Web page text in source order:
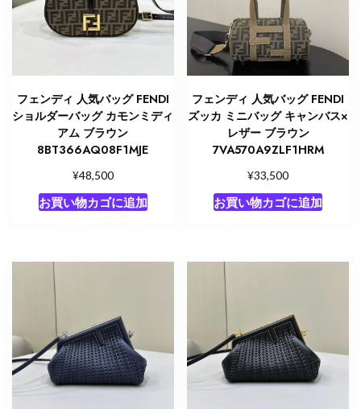
フェンディ 人気バッグ FENDI
ショルダーバッグ カモンミディ
アム ブラウン
8BT366AQ08F1MJE
¥48,500
お買い物カゴに追加
フェンディ 人気バッグ FENDI
ズッカ ミニバッグ キャンバス×
レザー ブラウン
7VA570A9ZLF1HRM
¥33,500
お買い物カゴに追加